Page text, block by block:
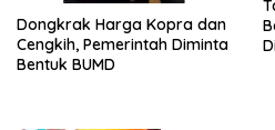
Dongkrak Harga Kopra dan
Cengkih, Pemerintah Diminta
Bentuk BUMD